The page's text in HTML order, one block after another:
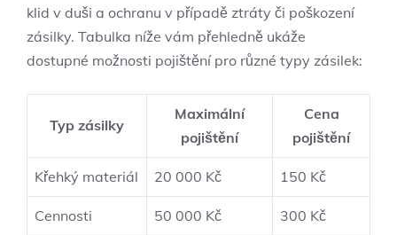
klid v duši a ochranu v případě ztráty či poškození
zásilky. Tabulka níže vám přehledně ukáže
dostupné možnosti pojištění pro různé typy zásilek:
Typ zásilky
Maximální
pojištění
Cena
pojištění
Křehký materiál 20 000 Kč 150 Kč
Cennosti 50 000 Kč 300 Kč